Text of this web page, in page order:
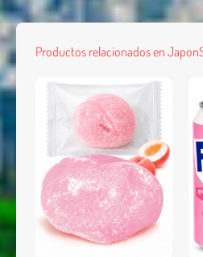
Productos relacionados en